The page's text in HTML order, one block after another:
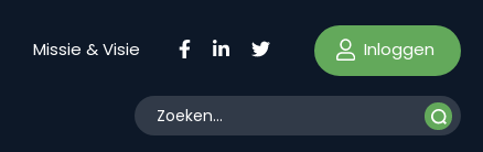
Missie & Visie Inloggen